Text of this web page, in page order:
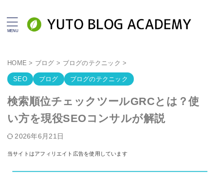
HOME > ブログ > ブログのテクニック >
SEO ブログ ブログのテクニック
検索順位チェックツールGRCとは？使
い方を現役SEOコンサルが解説
2026年6月21日
当サイトはアフィリエイト広告を使用しています